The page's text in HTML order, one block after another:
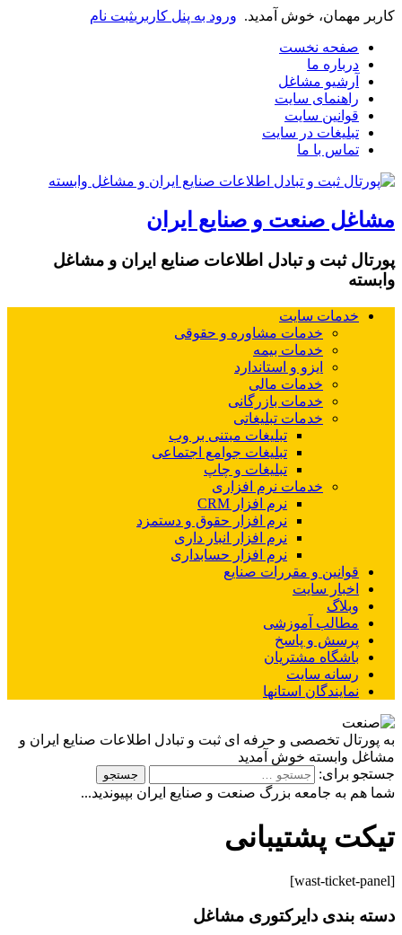
کاربر مهمان، خوش آمدید. ورود به پنل کاربریثبت نام
صفحه نخست
درباره ما
آرشیو مشاغل
راهنمای سایت
قوانین سایت
تبلیغات در سایت
تماس با ما
مشاغل صنعت و صنایع ایران
پورتال ثبت و تبادل اطلاعات صنایع ایران و مشاغل
وابسته
خدمات سایت
خدمات مشاوره و حقوقی
خدمات بیمه
ایزو و استاندارد
خدمات مالی
خدمات بازرگانی
خدمات تبلیغاتی
تبلیغات مبتنی بر وب
تبلیغات جوامع اجتماعی
تبلیغات و چاپ
خدمات نرم افزاری
نرم افزار CRM
نرم افزار حقوق و دستمزد
نرم افزار انبار داری
نرم افزار حسابداری
قوانین و مقررات صنایع
اخبار سایت
وبلاگ
مطالب آموزشی
پرسش و پاسخ
باشگاه مشتریان
رسانه سایت
نمایندگان استانها
به پورتال تخصصی و حرفه ای ثبت و تبادل اطلاعات صنایع ایران و
مشاغل وابسته خوش آمدید
جستجو برای:
شما هم به جامعه بزرگ صنعت و صنایع ایران بپیوندید...
تیکت پشتیبانی
[wast-ticket-panel]
دسته بندی دایرکتوری مشاغل